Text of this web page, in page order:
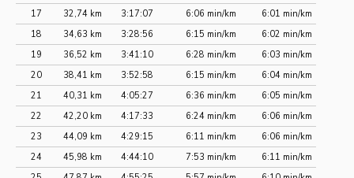
17
32,74 km 3:17:07 6:06 min/km
6:01 min/km
18
34,63 km 3:28:56 6:15 min/km
6:02 min/km
19
36,52 km 3:41:10 6:28 min/km
6:03 min/km
20
38,41 km 3:52:58 6:15 min/km
6:04 min/km
21
40,31 km 4:05:27 6:36 min/km
6:05 min/km
22
42,20 km 4:17:33 6:24 min/km
6:06 min/km
23
44,09 km 4:29:15 6:11 min/km
6:06 min/km
24
45,98 km 4:44:10 7:53 min/km
6:11 min/km